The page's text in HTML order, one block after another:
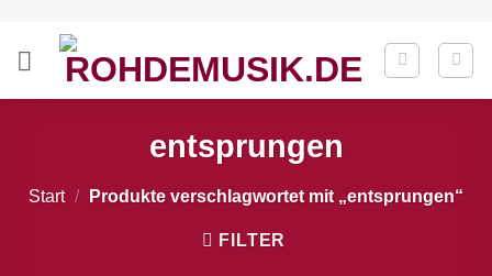
springen
entsprungen
Start / Produkte verschlagwortet mit „entsprungen“
FILTER